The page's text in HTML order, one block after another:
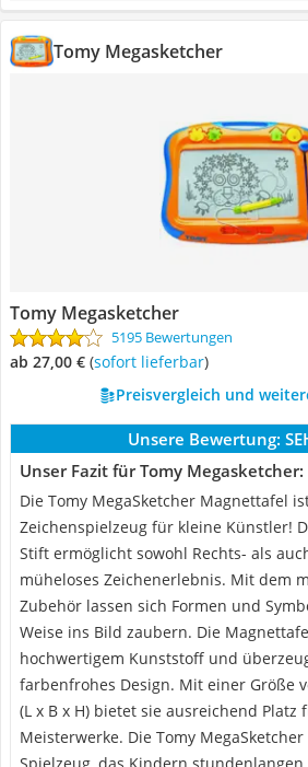
Tomy Megasketcher
Tomy Megasketcher
5195 Bewertungen
ab 27,00 € ( Sofort lieferbar)
Preisvergleich und
Unsere Bewertung:
Unser Fazit für Tomy Megasketcher:
Die Tomy MegaSketcher Magnettafel
Zeichenspielzeug für kleine Künstler!
Stift ermöglicht sowohl Rechts- als
müheloses Zeichenerlebnis. Mit dem
Zubehör lassen sich Formen und
Weise ins Bild zaubern. Die
hochwertigem Kunststoff und
farbenfrohes Design. Mit einer Größe
(L x B x H) bietet sie ausreichend Platz
Meisterwerke. Die Tomy